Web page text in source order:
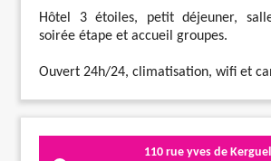
Santé
Plus
Hôtel 3 étoiles, petit déjeuner,
soirée étape et accueil groupes.
Ouvert 24h/24, climatisation, wifi et
110 rue yves de